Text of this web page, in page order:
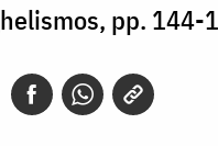
pp. 144-